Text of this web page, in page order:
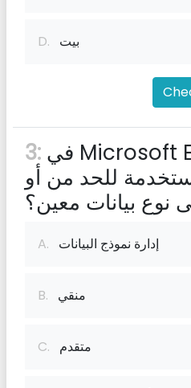
D. بيت
3:
للحد من أو
نوع بيانات معين؟
A. إدارة نموذج البيانات
B. منقي
C. متقدم